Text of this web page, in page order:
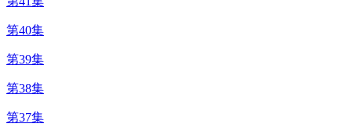
第40集
第39集
第38集
第37集